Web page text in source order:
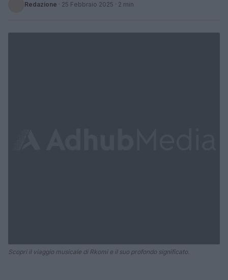
Redazione · 25 Febbraio 2025 · 2 min
Scopri il viaggio musicale di Rkomi e il suo profondo significato.